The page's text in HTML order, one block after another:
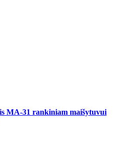
MA-31 rankiniam maišytuvui